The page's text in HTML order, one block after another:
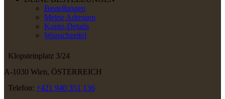
Bestellungen
Meine Adressen
Konto-Details
Wunschzettel
Klopsteinplatz 3/24
A-1030 Wien, ÖSTERREICH
Telefon: +421 940 351 136